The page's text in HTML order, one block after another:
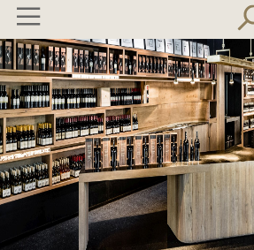
Salta
al
contenuto